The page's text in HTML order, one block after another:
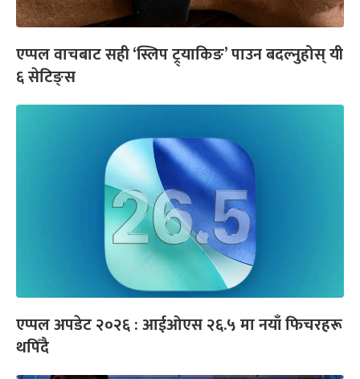
एप्पल वाचबाट सही ‘स्लिप ट्र्याकिङ’ पाउन बदल्नुहोस् यी
६ सेटिङ्स
एप्पल अपडेट २०२६ : आईओएस २६.५ मा नयाँ फिचरहरू
थपिँदै